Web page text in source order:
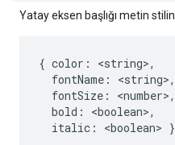
Yatay eksen başlığı metin
{ color: <string>,
  fontName: <string>,
  fontSize: <number>,
  bold: <boolean>,
  italic: <boolean> }